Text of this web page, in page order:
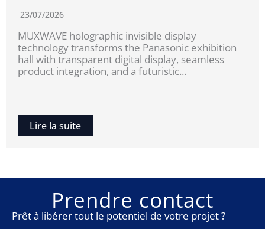
23/07/2026
MUXWAVE holographic invisible display
technology transforms the Panasonic exhibition
hall with transparent digital display, seamless
product integration, and a futuristic...
Lire la suite
Prendre contact
Prêt à libérer tout le potentiel de votre projet ?